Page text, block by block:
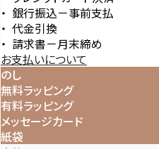
銀行振込－事前支払
代金引換
請求書－月末締め
お支払いについて
のし
無料ラッピング
有料ラッピング
メッセージカード
紙袋